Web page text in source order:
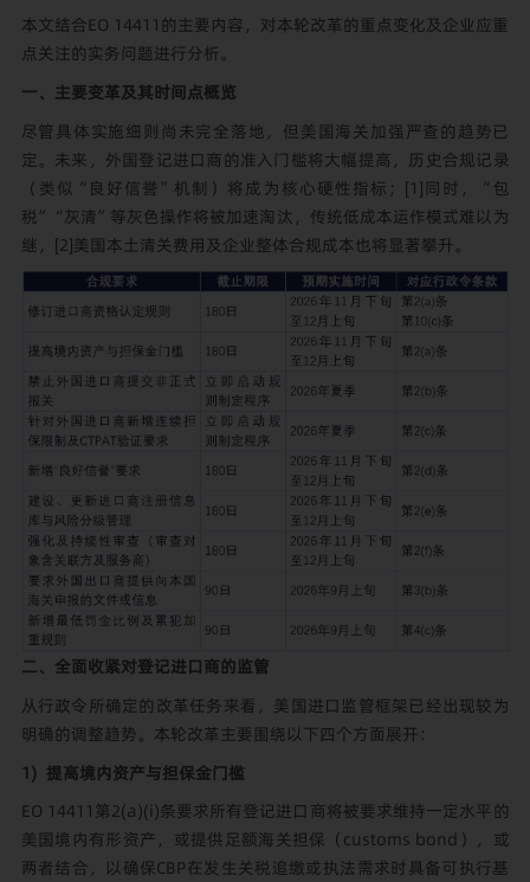
本文结合EO 14411的主要内容，对本轮改革的重点变化及企业应重
点关注的实务问题进行分析。
一、 主要变革及其时间点概览
尽管具体实施细则尚未完全落地，但美国海关加强严查的趋势已
定。未来，外国登记进口商的准入门槛将大幅提高，历史合规记录
（类似“良好信誉”机制）将成为核心硬性指标； [1] 同时，“包
税”“灰清”等灰色操作将被加速淘汰，传统低成本运作模式难以为
继， [2]美国本土清关费用及企业整体合规成本也将显著攀升。
二、 全面收紧对登记进口商的监管
从行政令所确定的改革任务来看，美国进口监管框架已经出现较为
明确的调整趋势。本轮改革主要围绕以下四个方面展开：
1) 提高境内资产与担保金门槛
EO 14411第2(a)(i)条要求所有登记进口商将被要求维持一定水平的
美国境内有形资产，或提供足额海关担保（customs bond），或
两者结合，以确保CBP在发生关税追缴或执法需求时具备可执行基